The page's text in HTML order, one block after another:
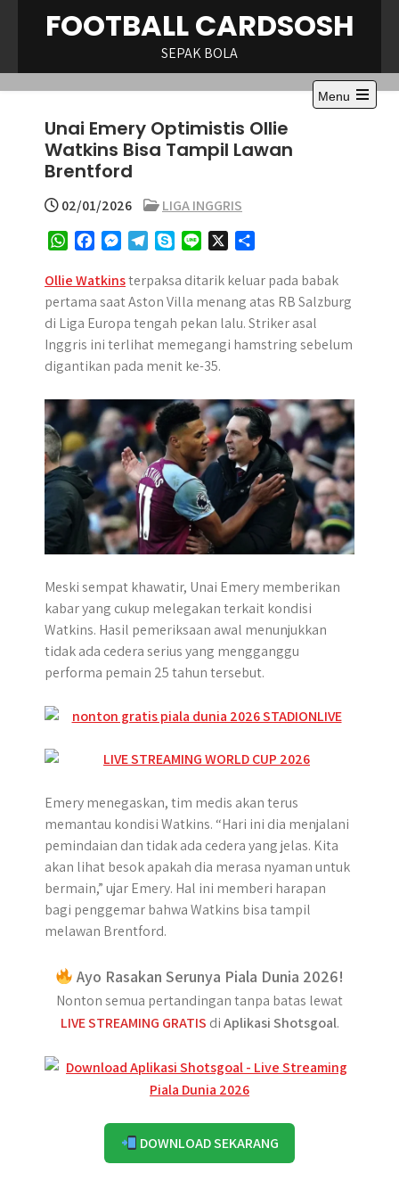
FOOTBALL CARDSOSH
SEPAK BOLA
Menu
Open
Unai Emery Optimistis Ollie
Watkins Bisa Tampil Lawan
Brentford
02/01/2026
LIGA INGGRIS
W
a
t
s
A
p
c
e
b
o
s
s
e
n
r
l
e
g
r
y
p
e
n
e
a
r
e
Ollie Watkinsterpaksa ditarik keluar pada babak
pertama saat Aston Villa menang atas RB Salzburg
di Liga Europa tengah pekan lalu. Striker asal
Inggris ini terlihat memegangi hamstring sebelum
digantikan pada menit ke-35.
Meski sempat khawatir, Unai Emery memberikan
kabar yang cukup melegakan terkait kondisi
Watkins. Hasil pemeriksaan awal menunjukkan
tidak ada cedera serius yang mengganggu
performa pemain 25 tahun tersebut.
Emery menegaskan, tim medis akan terus
memantau kondisi Watkins. “Hari ini dia menjalani
pemindaian dan tidak ada cedera yang jelas. Kita
akan lihat besok apakah dia merasa nyaman untuk
bermain,” ujar Emery. Hal ini memberi harapan
bagi penggemar bahwa Watkins bisa tampil
melawan Brentford.
Ayo Rasakan Serunya Piala Dunia 2026!
Nonton semua pertandingan tanpa batas lewat
LIVE STREAMING GRATIS diAplikasi Shotsgoal.
DOWNLOAD SEKARANG